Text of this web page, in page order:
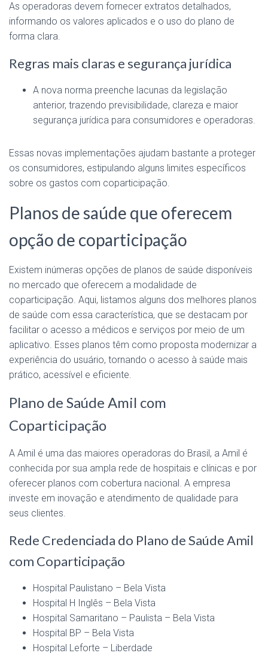
As operadoras devem fornecer extratos detalhados,
informando os valores aplicados e o uso do plano de
forma clara.
Regras mais claras e segurança jurídica
A nova norma preenche lacunas da legislação
anterior, trazendo previsibilidade, clareza e maior
segurança jurídica para consumidores e operadoras.
Essas novas implementações ajudam bastante a proteger
os consumidores, estipulando alguns limites específicos
sobre os gastos com coparticipação.
Planos de saúde que oferecem
opção de coparticipação
Existem inúmeras opções de planos de saúde disponíveis
no mercado que oferecem a modalidade de
coparticipação. Aqui, listamos alguns dos melhores planos
de saúde com essa característica, que se destacam por
facilitar o acesso a médicos e serviços por meio de um
aplicativo. Esses planos têm como proposta modernizar a
experiência do usuário, tornando o acesso à saúde mais
prático, acessível e eficiente.
Plano de Saúde Amil com
Coparticipação
A Amil é uma das maiores operadoras do Brasil, a Amil é
conhecida por sua ampla rede de hospitais e clínicas e por
oferecer planos com cobertura nacional. A empresa
investe em inovação e atendimento de qualidade para
seus clientes.
Rede Credenciada do Plano de Saúde Amil
com Coparticipação
Hospital Paulistano – Bela Vista
Hospital H Inglês – Bela Vista
Hospital Samaritano – Paulista – Bela Vista
Hospital BP – Bela Vista
Hospital Leforte – Liberdade